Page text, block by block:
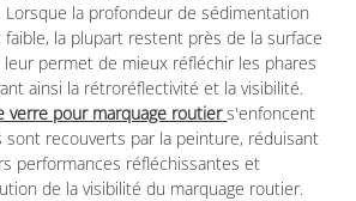
Lorsque la profondeur de sédimentation
la plupart restent près de la surface
permet de mieux réfléchir les phares
ainsi la rétroréflectivité et la visibilité.
verre pour marquage routier s'enfoncent
recouverts par la peinture, réduisant
performances réfléchissantes et
de la visibilité du marquage routier.